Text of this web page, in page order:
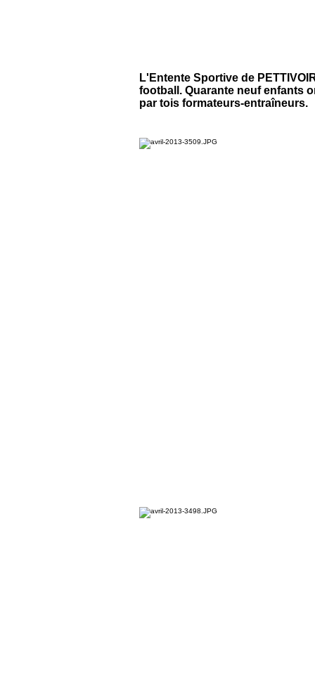
L'Entente Sportive de
football. Quarante neuf enfants
par tois formateurs-entraîneurs.